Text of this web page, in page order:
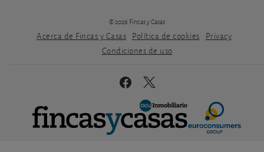
© 2026 Fincas y Casas
Acerca de Fincas y Casas Política de cookies
Privacy
Condiciones de uso